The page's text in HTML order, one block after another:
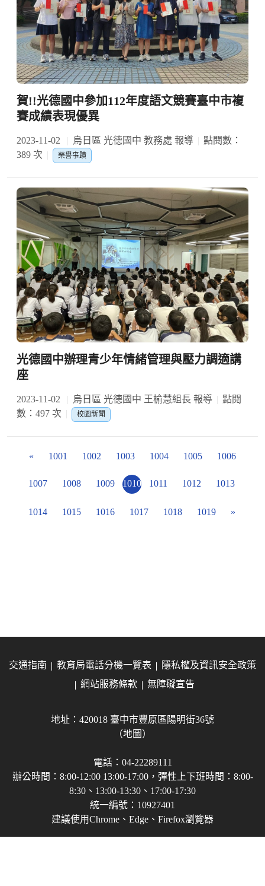
賀!!光德國中參加112年度語文競賽臺中市複
賽成績表現優異
2023-11-02 烏日區 光德國中 教務處 報導
點閱數：
389 次
榮譽事蹟
光德國中辦理青少年情緒管理與壓力調適講
座
2023-11-02 烏日區 光德國中 王榆慧組長 報導
點閱
數：497 次
校園新聞
« 1001 1002 1003 1004 1005 1006
1007 1008 1009 1010 1011 1012 1013
1014 1015 1016 1017 1018 1019 »
交通指南 教育局電話分機一覽表
隱私權及資訊安全政策
網站服務條款
無障礙宣告
地址：420018 臺中市豐原區陽明街36號
（地圖）
電話：04-22289111
辦公時間：8:00-12:00 13:00-17:00，彈性上下班時間：8:00-
8:30、13:00-13:30、17:00-17:30
統一編號：10927401
建議使用Chrome、Edge、Firefox瀏覽器